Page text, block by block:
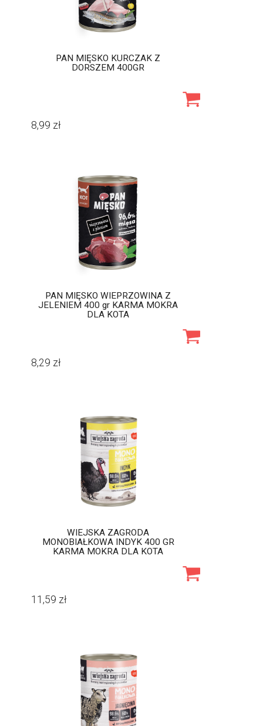
PAN MIĘSKO KURCZAK Z
DORSZEM 400GR
8,99 zł
PAN MIĘSKO WIEPRZOWINA Z
JELENIEM 400 gr KARMA MOKRA
DLA KOTA
8,29 zł
WIEJSKA ZAGRODA
MONOBIAŁKOWA INDYK 400 GR
KARMA MOKRA DLA KOTA
11,59 zł